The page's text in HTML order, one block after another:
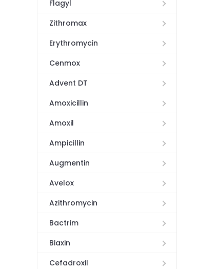
Flagyl
Zithromax
Erythromycin
Cenmox
Advent DT
Amoxicillin
Amoxil
Ampicillin
Augmentin
Avelox
Azithromycin
Bactrim
Biaxin
Cefadroxil